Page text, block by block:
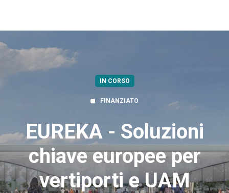
IN CORSO
FINANZIATO
EUREKA - Soluzioni
chiave europee per
vertiporti e UAM